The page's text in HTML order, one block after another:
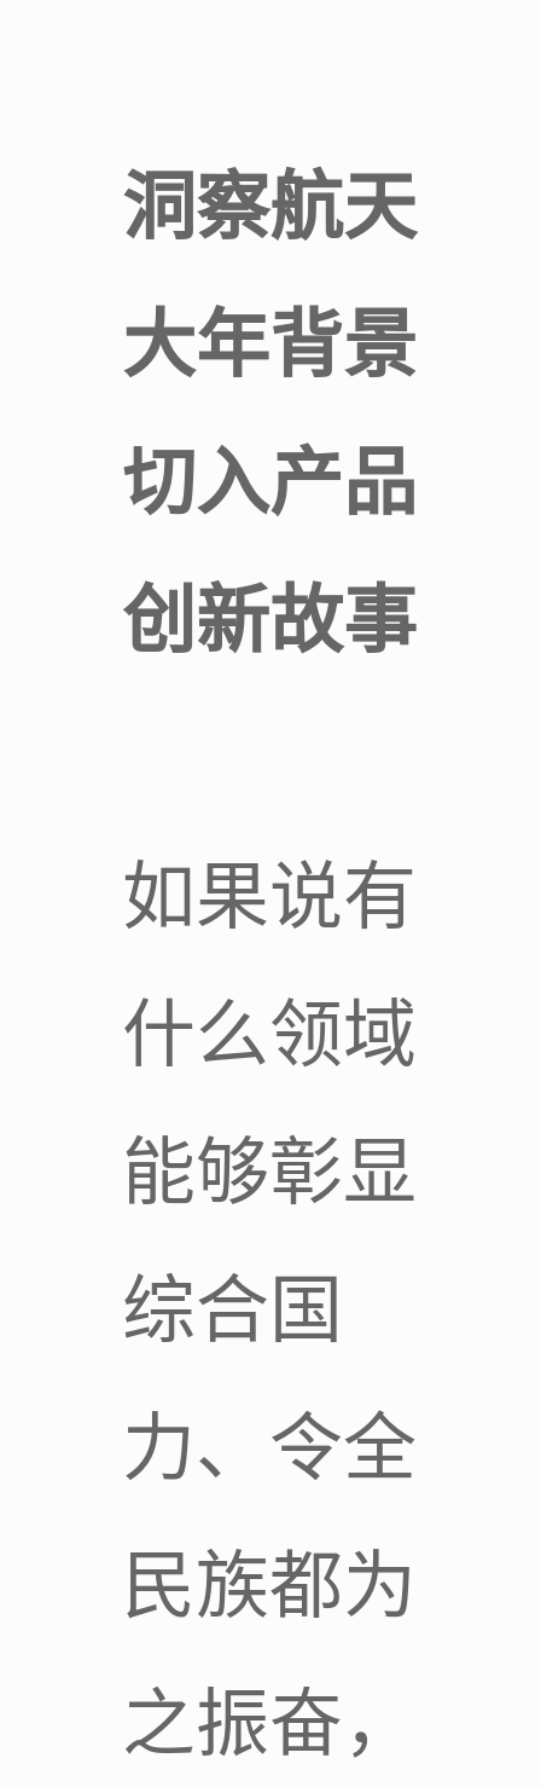
洞察航天
大年背景
切入产品
创新故事
如果说有
什么领域
能够彰显
综合国
力、令全
民族都为
之振奋，